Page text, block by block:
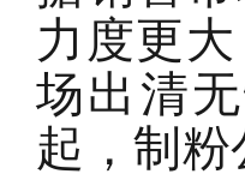
力度更
场出清
起，制